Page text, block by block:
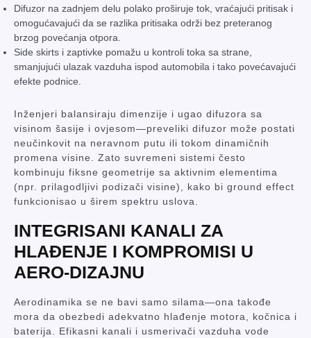
Difuzor na zadnjem delu polako proširuje tok, vraćajući pritisak i
omogućavajući da se razlika pritisaka održi bez preteranog
brzog povećanja otpora.
Side skirts i zaptivke pomažu u kontroli toka sa strane,
smanjujući ulazak vazduha ispod automobila i tako povećavajući
efekte podnice.
Inženjeri balansiraju dimenzije i ugao difuzora sa
visinom šasije i ovjesom—preveliki difuzor može postati
neučinkovit na neravnom putu ili tokom dinamičnih
promena visine. Zato suvremeni sistemi često
kombinuju fiksne geometrije sa aktivnim elementima
(npr. prilagodljivi podizači visine), kako bi ground effect
funkcionisao u širem spektru uslova.
INTEGRISANI KANALI ZA
HLAĐENJE I KOMPROMISI U
AERO-DIZAJNU
Aerodinamika se ne bavi samo silama—ona takođe
mora da obezbedi adekvatno hlađenje motora, kočnica i
baterija. Efikasni kanali i usmerivači vazduha vode